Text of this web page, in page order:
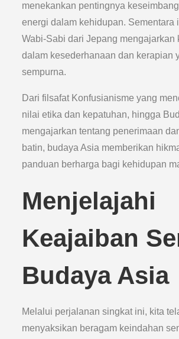
menekankan pentingnya
energi dalam kehidupan. Sementara
Wabi-Sabi dari Jepang mengajarkan
dalam kesederhanaan dan kerapian
sempurna.
Dari filsafat Konfusianisme yang
nilai etika dan kepatuhan, hingga
mengajarkan tentang penerimaan
batin, budaya Asia memberikan
panduan berharga bagi kehidupan
Menjelajahi
Keajaiban
Budaya Asia
Melalui perjalanan singkat ini, kita
menyaksikan beragam keindahan